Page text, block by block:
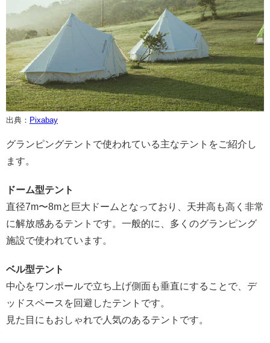
出典： Pixabay
グランピングテントで使われている主なテントをご紹介し
ます。
ドーム型テント
直径7m〜8mと巨大ドームとなっており、天井高も高く非常
に解放感あるテントです。一般的に、多くのグランピング
施設で使われています。
ベル型テント
中心をワンポールで立ち上げ側面も垂直にすることで、デ
ッドスペースを回避したテントです。
見た目にもおしゃれで人気のあるテントです。